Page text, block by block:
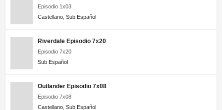
Episodio 1x03
Castellano Sub Español
Riverdale Episodio 7x20
Episodio 7x20
Sub Español
Outlander Episodio 7x08
Episodio 7x08
Castellano Sub Español